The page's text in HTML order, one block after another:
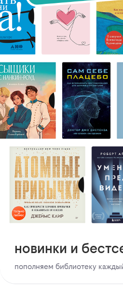
новинки и
пополняем библиотеку